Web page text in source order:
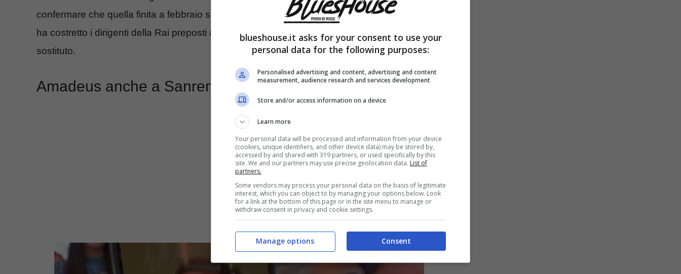
confermare che quella finita a febbraio scorso sarebbe stata la sua ultima edizione. Cosa che
ha costretto i dirigenti della Rai preposti ad attivarsi allo scopo di trovare il prima possibile un
sostituto.
Amadeus anche a Sanremo 2025, perché si
blueshouse.it asks for your consent to use your
personal data for the following purposes:
Personalised advertising and content, advertising and content
measurement, audience research and services development
Store and/or access information on a device
Learn more
Your personal data will be processed and information from your device
(cookies, unique identifiers, and other device data) may be stored by,
accessed by and shared with 319 partners, or used specifically by this
site. We and our partners may use precise geolocation data. List of
partners.
Some vendors may process your personal data on the basis of legitimate
interest, which you can object to by managing your options below. Look
for a link at the bottom of this page or in the site menu to manage or
withdraw consent in privacy and cookie settings.
Consent
Manage options